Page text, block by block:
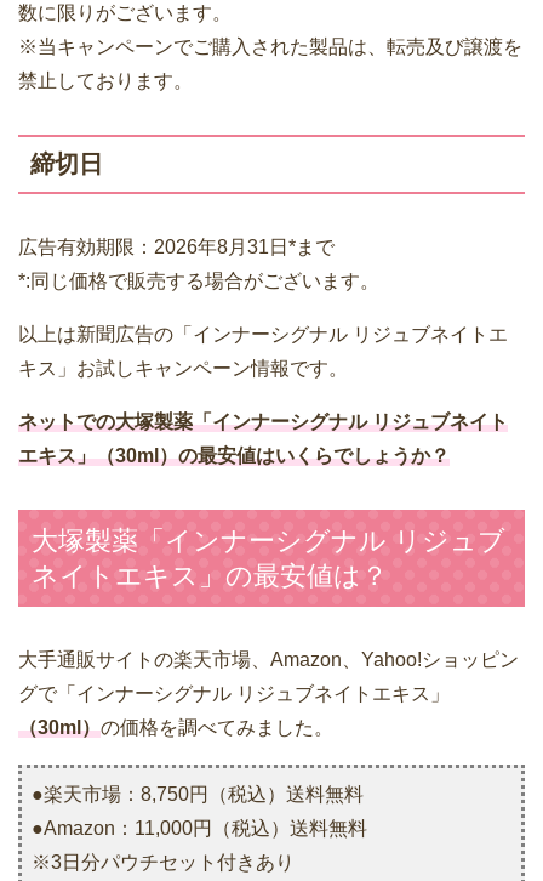
数に限りがございます。
※当キャンペーンでご購入された製品は、転売及び譲渡を
禁止しております。
締切日
広告有効期限：2026年8月31日*まで
*:同じ価格で販売する場合がございます。
以上は新聞広告の「インナーシグナル リジュブネイトエ
キス」お試しキャンペーン情報です。
ネットでの大塚製薬「インナーシグナル リジュブネイト
エキス」（30ml）の最安値はいくらでしょうか？
大塚製薬「インナーシグナル リジュブ
ネイトエキス」の最安値は？
大手通販サイトの楽天市場、Amazon、Yahoo!ショッピン
グで「インナーシグナル リジュブネイトエキス」
（30ml）の価格を調べてみました。
●楽天市場：8,750円（税込）送料無料
●Amazon：11,000円（税込）送料無料
※3日分パウチセット付きあり